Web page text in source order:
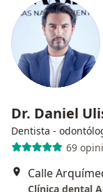
Dr. Daniel
Dentista -
69
Clínica dental